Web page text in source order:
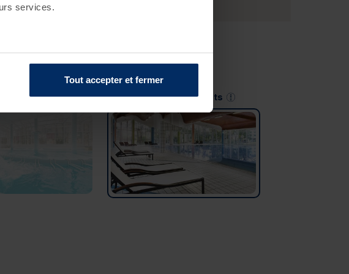
services.
Tout accepter et fermer
Baie de La Baule Saint-Jean-de-Monts